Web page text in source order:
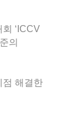
‘ICCV
의
해결한